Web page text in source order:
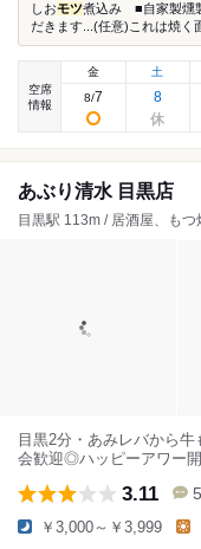
しおモツ煮込み ■自家製燻
だきます...(任意)これは焼く
空席
情報
金
8/7
土
8
あぶり清水 目黒店
目黒駅 113m / 居酒屋、も
目黒2分・あみレバから
会歓迎◎ハッピーアワー
3.11
￥3,000～￥3,999